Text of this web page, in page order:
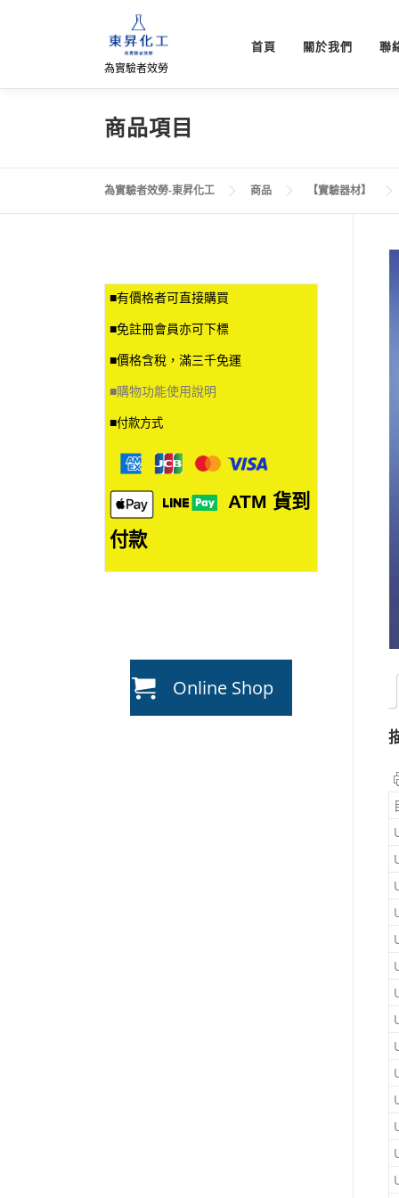
內
為實驗者效勞
首頁 關於我們 聯
商品項目
為實驗者效勞-東昇化工 商品 【實驗器材】
■有價格者可直接購買
■免註冊會員亦可下標
■價格含稅，滿三千免運
■購物功能使用說明
■付款方式
ATM 貨到
付款
Online Shop